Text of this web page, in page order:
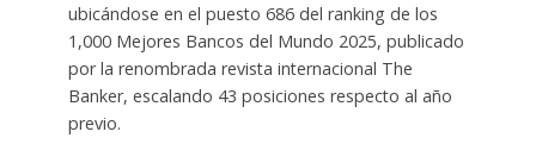
ubicándose en el puesto 686 del ranking de los
1,000 Mejores Bancos del Mundo 2025, publicado
por la renombrada revista internacional The
Banker, escalando 43 posiciones respecto al año
previo.